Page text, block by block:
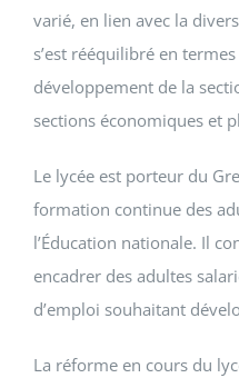
varié, en lien avec la
s’est rééquilibré en
développement de la
sections économiques et
Le lycée est porteur du
formation continue des
l’Éducation nationale. Il
encadrer des adultes
d’emploi souhaitant
La réforme en cours du